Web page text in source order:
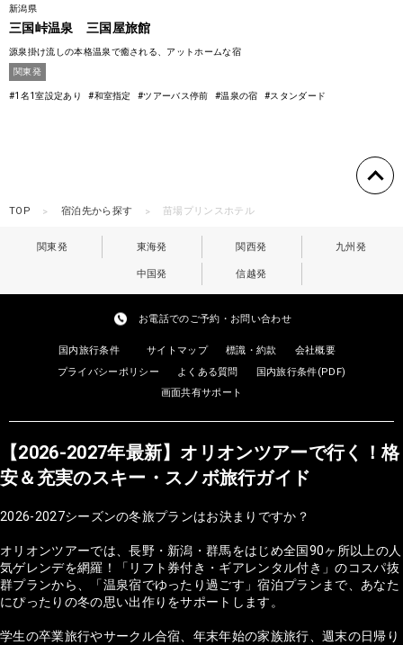
新潟県
三国峠温泉 三国屋旅館
源泉掛け流しの本格温泉で癒される、アットホームな宿
関東発
#1名1室設定あり #和室指定 #ツアーバス停前 #温泉の宿 #スタンダード
TOP 宿泊先から探す 苗場プリンスホテル
関東発 東海発 関西発 九州発
中国発 信越発
お電話でのご予約・お問い合わせ
国内旅行条件 サイトマップ 標識・約款
会社概要
プライバシーポリシー
よくある質問
国内旅行条件(PDF)
画面共有サポート
【2026-2027年最新】オリオンツアーで行く！格
安＆充実のスキー・スノボ旅行ガイド
2026-2027シーズンの冬旅プランはお決まりですか？
オリオンツアーでは、長野・新潟・群馬をはじめ全国90ヶ所以上の人
気ゲレンデを網羅！「リフト券付き・ギアレンタル付き」のコスパ抜
群プランから、「温泉宿でゆったり過ごす」宿泊プランまで、あなた
にぴったりの冬の思い出作りをサポートします。
学生の卒業旅行やサークル合宿、年末年始の家族旅行、週末の日帰り